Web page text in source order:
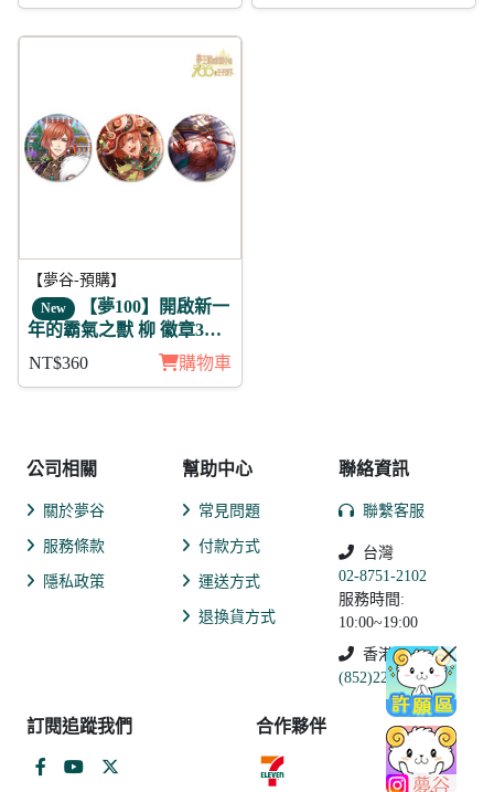
【夢谷-預購】
New 【夢100】開啟新一
年的霸氣之獸 柳 徽章3入
NT$360 購物車
公司相關
關於夢谷
服務條款
隱私政策
幫助中心
常見問題
付款方式
運送方式
退換貨方式
聯絡資訊
聯繫客服
台灣
02-8751-2102
服務時間:
10:00~19:00
香港
(852)2250-9311
訂閱追蹤我們 合作夥伴